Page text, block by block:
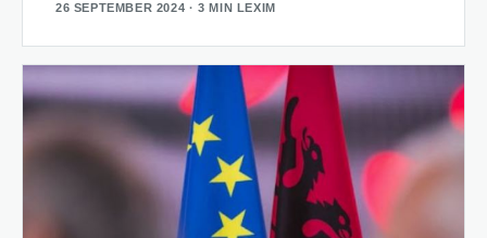
26 SEPTEMBER 2024 · 3 MIN LEXIM